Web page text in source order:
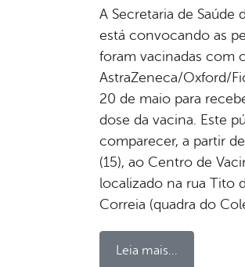
A Secretaria de Saúde
está convocando as
foram vacinadas com
AstraZeneca/Oxford/
20 de maio para
dose da vacina. Este
comparecer, a partir
(15), ao Centro de
localizado na rua Tito
Correia (quadra do
Leia mais...